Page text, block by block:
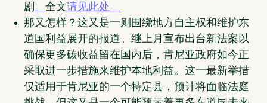
剧 。 全文请见此处。
那又怎样？ 这又是一则围绕地方自主权和维护东
道国利益展开的报道。继上月宣布出台新法案以
确保更多碳收益留在国内后，肯尼亚政府如今正
采取进一步措施来维护本地利益。这一最新举措
仅适用于肯尼亚的一个特定县，预计将面临法庭